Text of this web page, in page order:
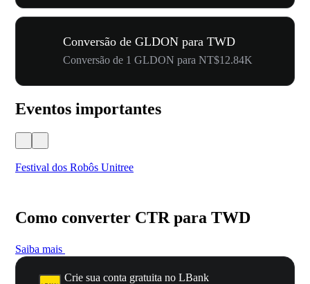
Conversão de GLDON para TWD
Conversão de 1 GLDON para NT$12.84K
Eventos importantes
Festival dos Robôs Unitree
Como converter CTR para TWD
Saiba mais
Crie sua conta gratuita no LBank